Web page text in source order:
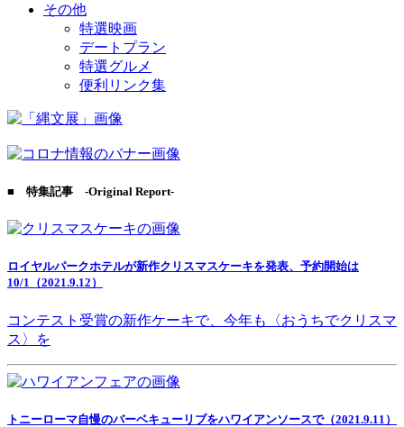
その他
特選映画
デートプラン
特選グルメ
便利リンク集
■ 特集記事 -Original Report-
ロイヤルパークホテルが新作クリスマスケーキを発表、予約開始は
10/1（2021.9.12）
コンテスト受賞の新作ケーキで、今年も〈おうちでクリスマ
ス〉を
トニーローマ自慢のバーベキューリブをハワイアンソースで（2021.9.11）